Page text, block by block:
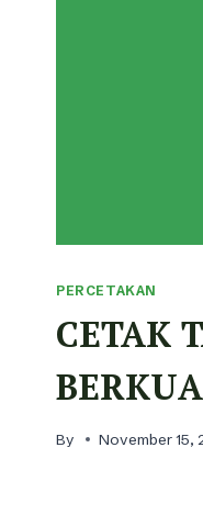
PERCETAKAN
CETAK
By November 15,